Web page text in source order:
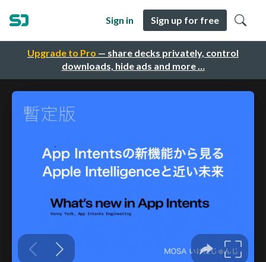
Upgrade to Pro — share decks privately, control
downloads, hide ads and more …
Sign in Sign up for free